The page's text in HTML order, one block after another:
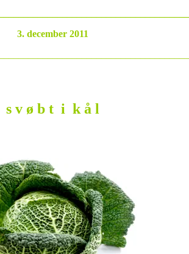
3. december 2011
s v ø b t i k å l